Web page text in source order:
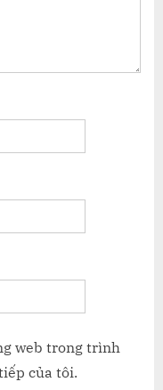
web trong trình
của tôi.